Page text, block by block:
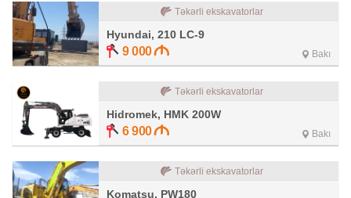
Təkərli ekskavatorlar
Hyundai, 210 LC-9
9 000 Bakı
Təkərli ekskavatorlar
Hidromek, HMK 200W
6 900 Bakı
Təkərli ekskavatorlar
Komatsu, PW180